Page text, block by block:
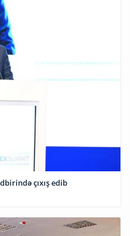
“FINTEX SAMMIT 2025” tədbirində çıxış edib